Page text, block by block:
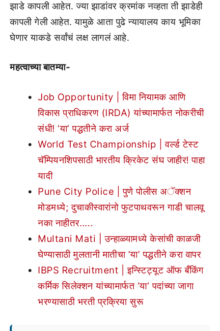
झाडे कापली आहेत. ज्या झाडांवर क्रमांक नव्हता ती झाडेही
कापली गेली आहेत. यामुळे आता पुढे न्यायालय काय भूमिका
घेणार याकडे सर्वांचं लक्ष लागलं आहे.
महत्वाच्या बातम्या-
Job Opportunity | विमा नियामक आणि
विकास प्राधिकरण (IRDA) यांच्यामार्फत नोकरीची
संधी! ‘या’ पद्धतीने करा अर्ज
World Test Championship | वर्ल्ड टेस्ट
चॅम्पियनशिपसाठी भारतीय क्रिकेट संघ जाहीर! पाहा
यादी
Pune City Police | पुणे पोलीस अॅक्शन
मोडमध्ये; दुचाकीस्वारांनो फुटपाथवरून गाडी चालवू
नका नाहीतर…..
Multani Mati | उन्हाळ्यामध्ये केसांची काळजी
घेण्यासाठी मुलतानी मातीचा ‘या’ पद्धतीने करा वापर
IBPS Recruitment | इन्स्टिट्यूट ऑफ बँकिंग
कर्मिक सिलेक्शन यांच्यामार्फत ‘या’ पदांच्या जागा
भरण्यासाठी भरती प्रक्रिया सुरू